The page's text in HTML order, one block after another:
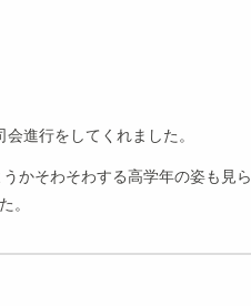
進行をしてくれました。
かそわそわする高学年の姿も見ら
。